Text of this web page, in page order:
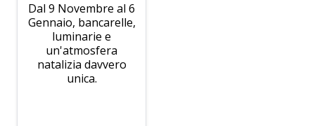
Dal 9 Novembre al 6
Gennaio, bancarelle,
luminarie e
un'atmosfera
natalizia davvero
unica.